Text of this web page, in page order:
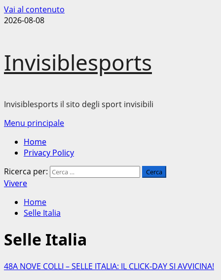
Vai al contenuto
2026-08-08
Invisiblesports
Invisiblesports il sito degli sport invisibili
Menu principale
Home
Privacy Policy
Ricerca per:
Vivere
Home
Selle Italia
Selle Italia
48A NOVE COLLI – SELLE ITALIA: IL CLICK-DAY SI AVVICINA!